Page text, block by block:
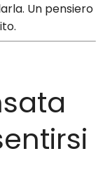
Un pensiero